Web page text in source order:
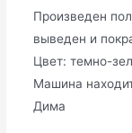
Произведен
выведен и
Цвет: темно-
Машина
Дима